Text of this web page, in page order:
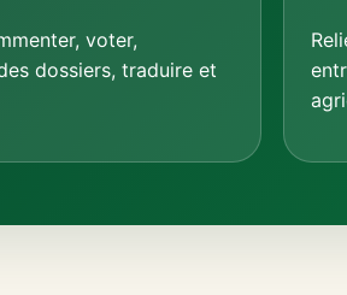
voter,
dossiers, traduire et